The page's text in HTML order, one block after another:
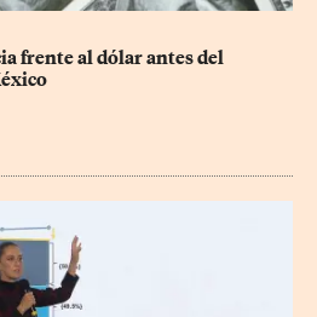
frente al dólar antes del